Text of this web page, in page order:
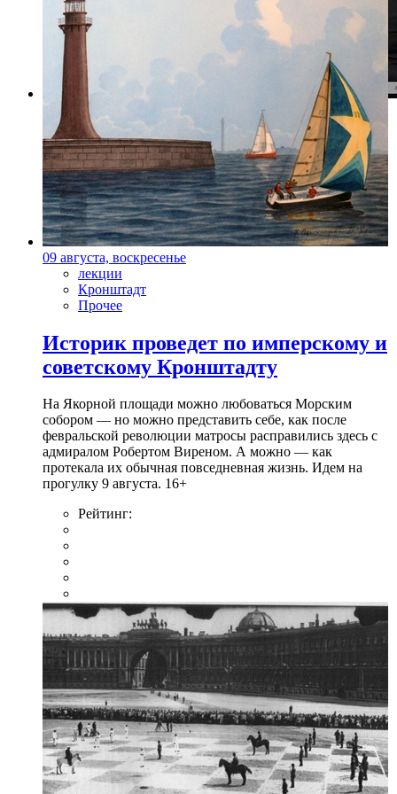
Фото: kinopoisk.ru
09 августа, воскресенье
лекции
Кронштадт
Прочее
Историк проведет по имперскому и
советскому Кронштадту
На Якорной площади можно любоваться Морским
собором — но можно представить себе, как после
февральской революции матросы расправились здесь с
адмиралом Робертом Виреном. А можно — как
протекала их обычная повседневная жизнь. Идем на
прогулку 9 августа. 16+
Рейтинг: